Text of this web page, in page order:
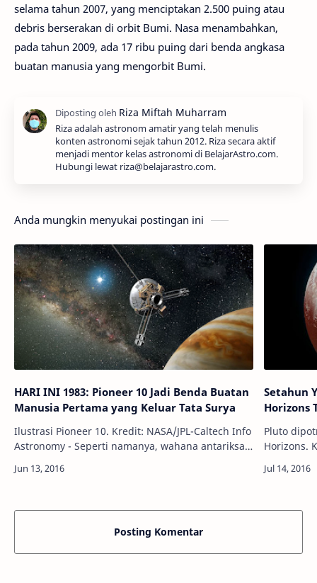
selama tahun 2007, yang menciptakan 2.500 puing atau
debris berserakan di orbit Bumi. Nasa menambahkan,
pada tahun 2009, ada 17 ribu puing dari benda angkasa
buatan manusia yang mengorbit Bumi.
Riza adalah astronom amatir yang telah menulis
konten astronomi sejak tahun 2012. Riza secara aktif
menjadi mentor kelas astronomi di BelajarAstro.com.
Hubungi lewat riza@belajarastro.com.
Anda mungkin menyukai postingan ini
HARI INI 1983: Pioneer 10 Jadi Benda Buatan
Manusia Pertama yang Keluar Tata Surya
Ilustrasi Pioneer 10. Kredit: NASA/JPL-Caltech Info
Astronomy - Seperti namanya, wahana antariksa
pertama yang melakukan segala hal.…
Setahun
Horizons
Pluto
Horizons.
Horizons,
Posting Komentar